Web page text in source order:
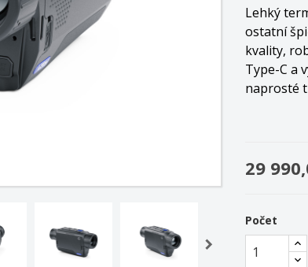
Lehký
ostatní
kvality,
Type-C a
naprosté
29
Počet